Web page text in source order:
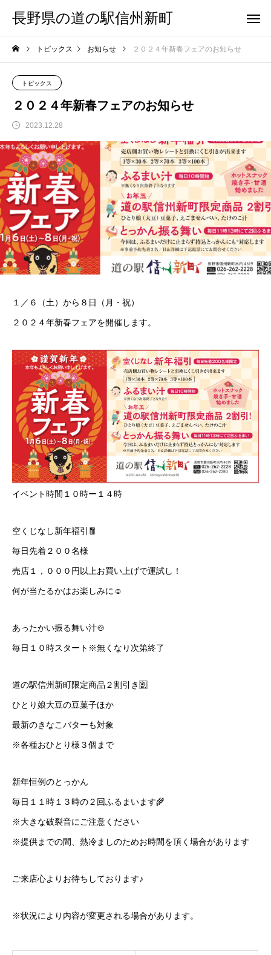
長野県の道の駅信州新町
トピックス お知らせ ２０２４年新春フェアのお知らせ
トピックス
２０２４年新春フェアのお知らせ
2023.12.28
１／６（土）から８日（月・祝）
２０２４年新春フェアを開催します。
イベント時間１０時ー１４時
空くじなし新年福引🧧
毎日先着２００名様
売店１，０００円以上お買い上げで運試し！
何が当たるかはお楽しみに☺️
あったかい振る舞い汁🍲
毎日１０時スタート※無くなり次第終了
道の駅信州新町限定商品２割引き🈹
ひとり娘大豆の豆菓子ほか
最新のきなこバターも対象
※各種おひとり様３個まで
新年恒例のとっかん
毎日１１時１３時の２回ふるまいます🌾
※大きな破裂音にご注意ください
※提供までの間、熱冷ましのためお時間を頂く場合があります
ご来店心よりお待ちしております♪
※状況により内容が変更される場合があります。